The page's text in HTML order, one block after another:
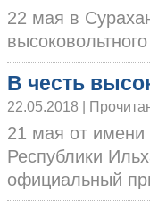
22 мая в
В честь
22.05.2018 |
21 мая от имени
Республики
официальный